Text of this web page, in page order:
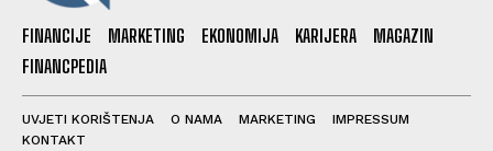
FINANCIJE MARKETING EKONOMIJA KARIJERA
MAGAZIN
FINANCPEDIA
UVJETI KORIŠTENJA O NAMA MARKETING
IMPRESSUM
KONTAKT